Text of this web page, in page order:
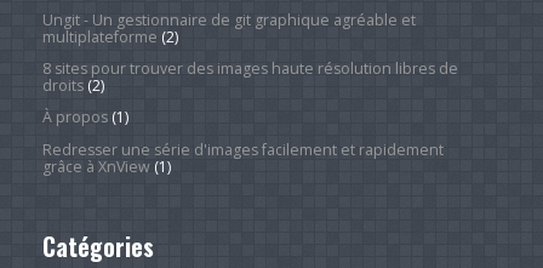
Ungit - Un gestionnaire de git graphique agréable et
multiplateforme (2)
8 sites pour trouver des images haute résolution libres de
droits(2)
À propos(1)
Redresser une série d'images facilement et rapidement
grâce à XnView(1)
Catégories